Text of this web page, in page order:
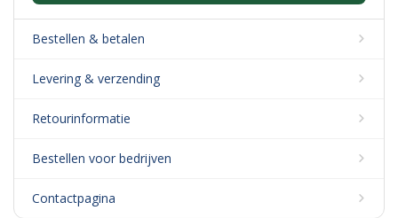
Bestellen & betalen
Levering & verzending
Retourinformatie
Bestellen voor bedrijven
Contactpagina